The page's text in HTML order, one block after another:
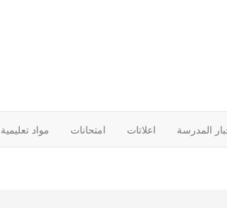
المدرسة اعلاتات امتحانات مواد تعليمية